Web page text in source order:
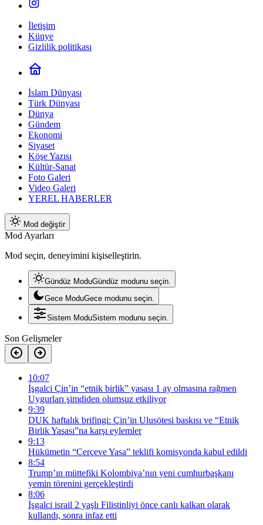
İletişim
Künye
Gizlilik politikası
İslam Dünyası
Türk Dünyası
Dünya
Gündem
Ekonomi
Siyaset
Köşe Yazısı
Kültür-Sanat
Foto Galeri
Video Galeri
YEREL HABERLER
Mod değiştir
Mod Ayarları
Mod seçin, deneyimini kişiselleştirin.
Gündüz ModuGündüz modunu seçin.
Gece ModuGece modunu seçin.
Sistem ModuSistem modunu seçin.
Son Gelişmeler
10:07
İşgalci Çin’in “etnik birlik” yasası 1 ay olmasına rağmen
Uygurları şimdiden olumsuz etkiliyor
9:39
DUK haftalık brifingi: Çin’in Ulusötesi baskısı ve “Etnik
Birlik Yasası”na karşı eylemler
9:13
Hükümetin “Çerçeve Yasa” teklifi komisyonda kabul edildi
8:54
Trump’ın müttefiki Kolombiya’nın yeni cumhurbaşkanı
yemin törenini gerçekleştirdi
8:06
İşgalci israil 2 yaşlı Filistinliyi önce canlı kalkan olarak
kullandı, sonra infaz etti